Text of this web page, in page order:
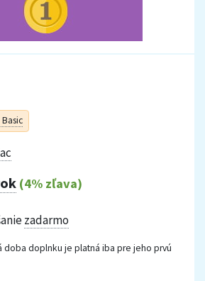
(4% zľava)
zadarmo
doba doplnku je platná iba pre jeho prvú